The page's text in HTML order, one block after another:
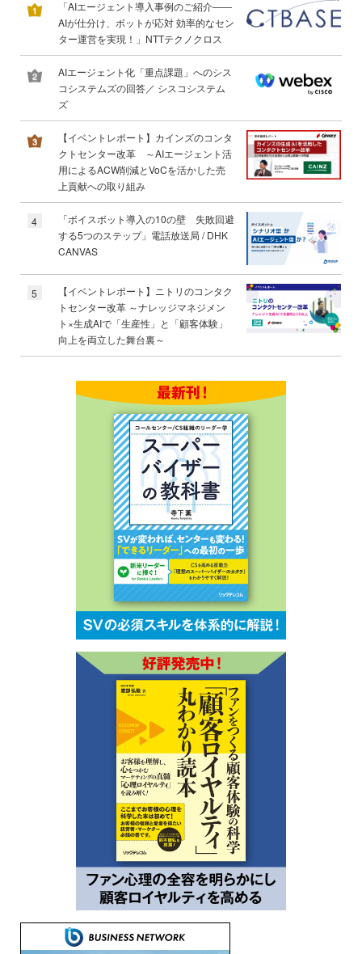
「AIエージェント導入事例のご紹介――
AIが仕分け、ボットが応対 効率的なセン
ター運営を実現！」NTTテクノクロス
AIエージェント化「重点課題」へのシス
コシステムズの回答／ シスコシステム
ズ
【イベントレポート】カインズのコンタ
クトセンター改革 ～AIエージェント活
用によるACW削減とVoCを活かした売
上貢献への取り組み
4
「ボイスボット導入の10の壁 失敗回避
する5つのステップ」電話放送局 / DHK
CANVAS
5
【イベントレポート】ニトリのコンタク
トセンター改革 ～ナレッジマネジメン
ト×生成AIで「生産性」と「顧客体験」
向上を両立した舞台裏～